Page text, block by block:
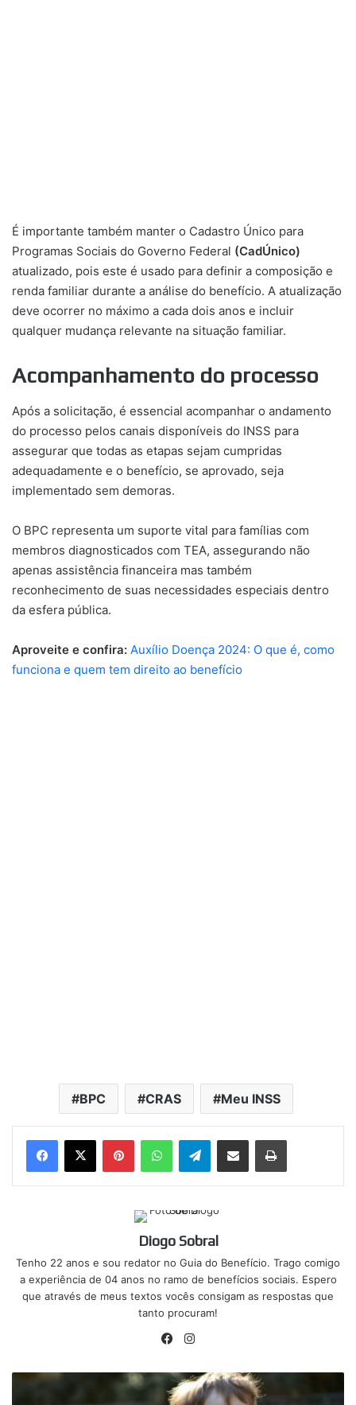
É importante também manter o Cadastro Único para
Programas Sociais do Governo Federal (CadÚnico)
atualizado, pois este é usado para definir a composição e
renda familiar durante a análise do benefício. A atualização
deve ocorrer no máximo a cada dois anos e incluir
qualquer mudança relevante na situação familiar.
Acompanhamento do processo
Após a solicitação, é essencial acompanhar o andamento
do processo pelos canais disponíveis do INSS para
assegurar que todas as etapas sejam cumpridas
adequadamente e o benefício, se aprovado, seja
implementado sem demoras.
O BPC representa um suporte vital para famílias com
membros diagnosticados com TEA, assegurando não
apenas assistência financeira mas também
reconhecimento de suas necessidades especiais dentro
da esfera pública.
Aproveite e confira: Auxílio Doença 2024: O que é, como
funciona e quem tem direito ao benefício
BPC CRAS Meu INSS
PinterestWhatsAppTelegramCompartilhar via e-mail Imprimir
Diogo Sobral
Tenho 22 anos e sou redator no Guia do Benefício. Trago comigo
a experiência de 04 anos no ramo de benefícios sociais. Espero
que através de meus textos vocês consigam as respostas que
tanto procuram!
Facebook
Criança